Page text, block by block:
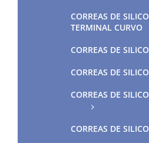
CORREAS DE
TERMINAL CURVO
CORREAS DE
CORREAS DE
CORREAS DE
CORREAS DE